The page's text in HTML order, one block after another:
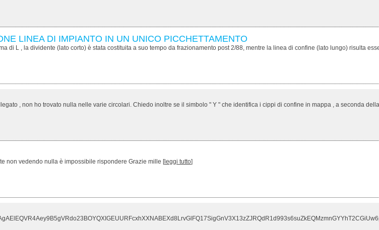
LINEA DI IMPIANTO IN UN UNICO PICCHETTAMENTO
di L , la dividente (lato corto) è stata costituita a suo tempo da frazionamento post 2/88, mentre la linea di confine (lato lungo) risulta
, non ho trovato nulla nelle varie circolari. Chiedo inoltre se il simbolo " Y " che identifica i cippi di confine in mappa , a seconda
non vedendo nulla è impossibile rispondere Grazie mille [leggi tutto]